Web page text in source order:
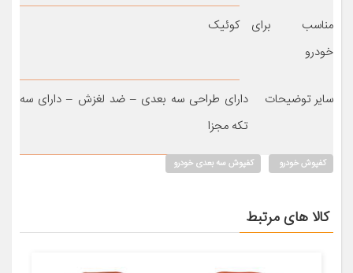
مناسب برای
خودرو
کوئیک
سایر توضیحات
دارای طراحی سه بعدی – ضد لغزش – دارای سه
تکه مجزا
کفپوش خودرو کفپوش سه بعدی خودرو
کالا های مرتبط